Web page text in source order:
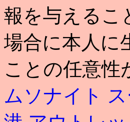
報を与えるこ
場合に本人に
ことの任意
ムソナイト